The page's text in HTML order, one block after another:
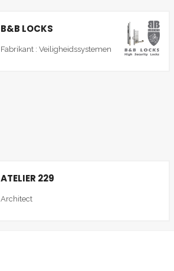
B&B LOCKS
Fabrikant : Veiligheidssystemen
ATELIER 229
Architect